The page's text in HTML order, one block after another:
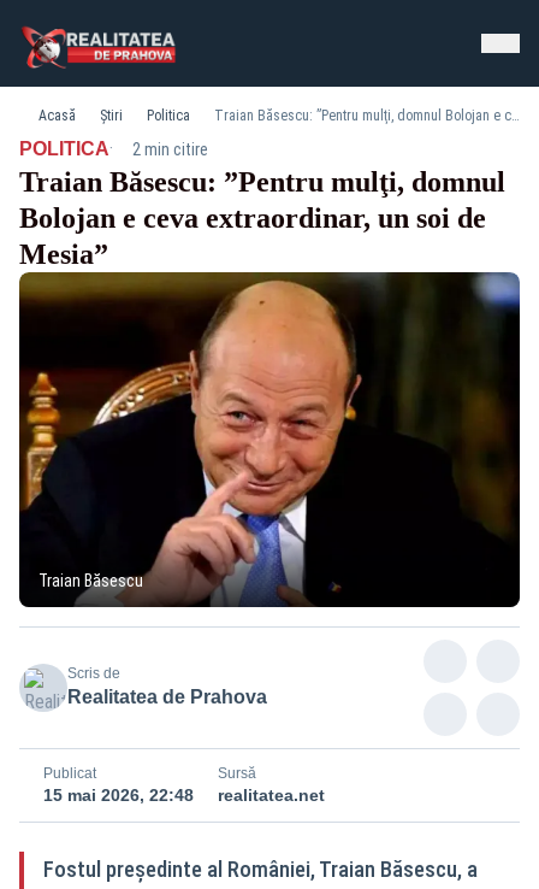
Acasă Știri Politica Traian Băsescu: ”Pentru mulţi, domnul Bolojan e ceva extraordinar, un soi de Mesia”
POLITICA· 2 min citire
Traian Băsescu: ”Pentru mulţi, domnul
Bolojan e ceva extraordinar, un soi de
Mesia”
Traian Băsescu
Scris de
Realitatea de Prahova
Publicat
15 mai 2026, 22:48
Sursă
realitatea.net
Fostul preşedinte al României, Traian Băsescu, a